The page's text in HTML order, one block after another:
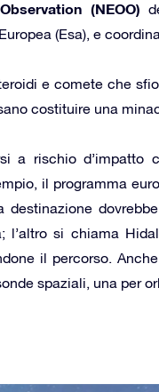
(NEOO)
(Esa), e
e comete che
costituire una
a rischio d’impatto
il programma
si chiama
il percorso.
spaziali, una per